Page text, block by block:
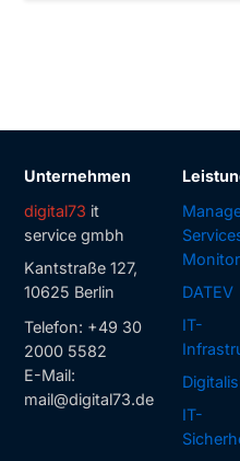
Unternehmen
digital73 it
service gmbh
Kantstraße 127,
10625 Berlin
Telefon: +49 30
2000 5582
E-Mail:
mail@digital73.de
DATEV
IT-
IT-